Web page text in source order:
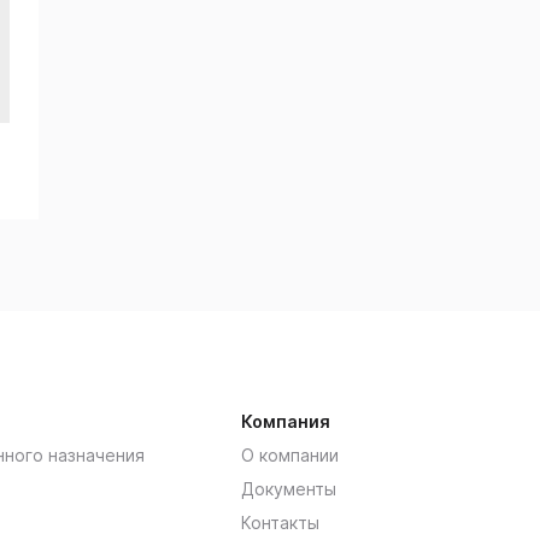
назначения
Компания
О компании
Документы
Контакты